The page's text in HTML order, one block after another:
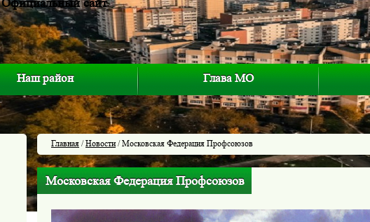
Официальный сайт
Наш район Глава МО
Главная /Новости/ Московская Федерация Профсоюзов
Московская Федерация Профсоюзов